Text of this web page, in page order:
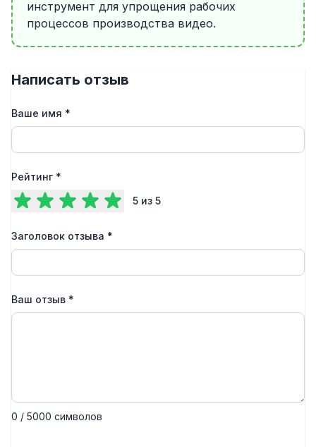
инструмент для упрощения рабочих
процессов производства видео.
Написать отзыв
Ваше имя *
Рейтинг *
5 из 5
Заголовок отзыва *
Ваш отзыв *
0 / 5000 символов